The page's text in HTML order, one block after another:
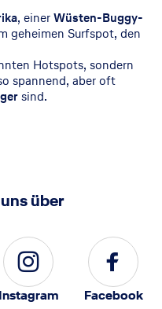
, einerWüsten-Buggy-
geheimen Surfspot, den
Hotspots, sondern
spannend, aber oft
sind.
über
Instagram Facebook